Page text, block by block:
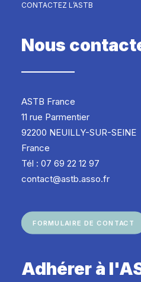
CONTACTEZ L’ASTB
Nous
ASTB France
11 rue Parmentier
92200 NEUILLY-SUR-SEINE
France
Tél : 07 69 22 12 97
contact@astb.asso.fr
FORMULAIRE DE CONTACT
Adhérer à